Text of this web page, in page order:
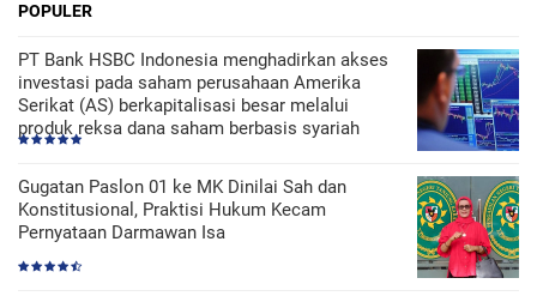
POPULER
PT Bank HSBC Indonesia menghadirkan akses
investasi pada saham perusahaan Amerika
Serikat (AS) berkapitalisasi besar melalui
produk reksa dana saham berbasis syariah
Gugatan Paslon 01 ke MK Dinilai Sah dan
Konstitusional, Praktisi Hukum Kecam
Pernyataan Darmawan Isa